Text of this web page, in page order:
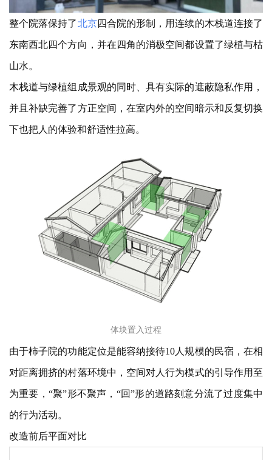
整个院落保持了北京四合院的形制，用连续的木栈道连接了
东南西北四个方向，并在四角的消极空间都设置了绿植与枯
山水。
木栈道与绿植组成景观的同时、具有实际的遮蔽隐私作用，
并且补缺完善了方正空间，在室内外的空间暗示和反复切换
下也把人的体验和舒适性拉高。
体块置入过程
由于柿子院的功能定位是能容纳接待10人规模的民宿，在相
对距离拥挤的村落环境中，空间对人行为模式的引导作用至
为重要，“聚”形不聚声，“回”形的道路刻意分流了过度集中
的行为活动。
改造前后平面对比